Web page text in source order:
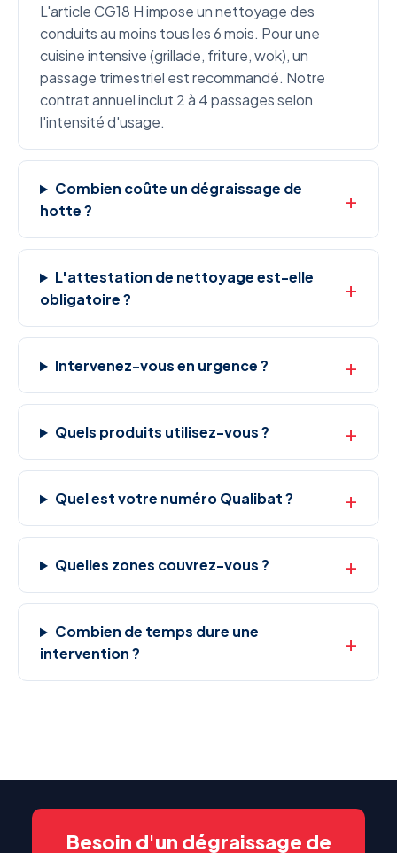
L'article CG18 H impose un nettoyage des
conduits au moins tous les 6 mois. Pour une
cuisine intensive (grillade, friture, wok), un
passage trimestriel est recommandé. Notre
contrat annuel inclut 2 à 4 passages selon
l'intensité d'usage.
Combien coûte un dégraissage de
hotte ?
L'attestation de nettoyage est-elle
obligatoire ?
Intervenez-vous en urgence ?
Quels produits utilisez-vous ?
Quel est votre numéro Qualibat ?
Quelles zones couvrez-vous ?
Combien de temps dure une
intervention ?
Besoin d'un dégraissage de